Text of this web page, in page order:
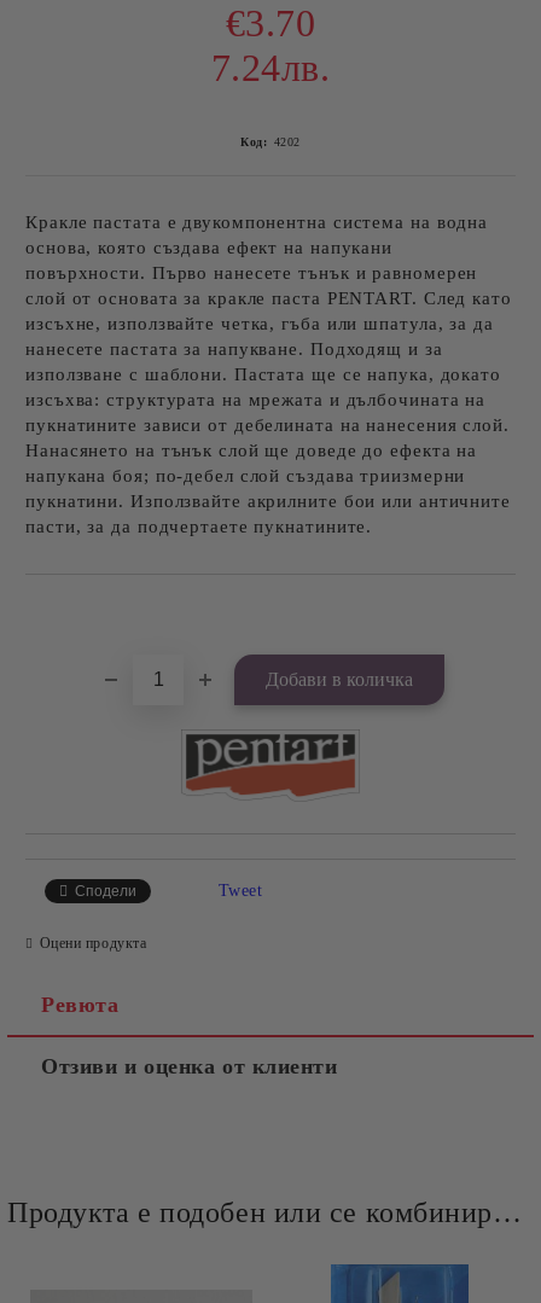
€3.70
7.24лв.
Код: 4202
Кракле пастата е двукомпонентна система на водна
основа, която създава ефект на напукани
повърхности. Първо нанесете тънък и равномерен
слой от основата за кракле паста PENTART. След като
изсъхне, използвайте четка, гъба или шпатула, за да
нанесете пастата за напукване. Подходящ и за
използване с шаблони. Пастата ще се напука, докато
изсъхва: структурата на мрежата и дълбочината на
пукнатините зависи от дебелината на нанесения слой.
Нанасянето на тънък слой ще доведе до ефекта на
напукана боя; по-дебел слой създава триизмерни
пукнатини. Използвайте акрилните бои или античните
пасти, за да подчертаете пукнатините.
Сподели Tweet
Оцени продукта
Ревюта
Отзиви и оценка от клиенти
Продукта е подобен или се комбинира добре и със следните продукти :